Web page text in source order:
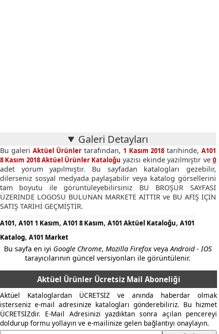
Galeri Detayları
Bu galeriAktüel Ürünler tarafından, 1 Kasım 2018tarihinde, A101
8 Kasım 2018 Aktüel Ürünler Kataloğu yazısı ekinde yazılmıştır ve 0
adet yorum yapılmıştır. Bu sayfadan katalogları gezebilir,
dilerseniz sosyal medyada paylaşabilir veya katalog görsellerini
tam boyutu ile görüntüleyebilirsiniz BU BROŞÜR SAYFASI
ÜZERİNDE LOGOSU BULUNAN MARKETE AİTTİR ve BU AFİŞ İÇİN
SATIŞ TARİHİ GEÇMİŞTİR.
A101, A101 1 Kasım, A101 8 Kasım, A101 Aktüel Kataloğu, A101
Katalog, A101 Market
Bu sayfa en iyi Google Chrome,Mozilla Firefox veyaAndroid - IOS
tarayıcılarının güncel versiyonları ile görüntülenir.
Aktüel Ürünler Ücretsiz Mail Aboneliği
Aktüel Kataloglardan ÜCRETSİZ ve anında haberdar olmak
isterseniz e-mail adresinize katalogları gönderebiliriz. Bu hizmet
ÜCRETSİZdir. E-Mail Adresinizi yazdıktan sonra açılan pencereyi
doldurup formu yollayın ve e-mailinize gelen bağlantıyı onaylayın.